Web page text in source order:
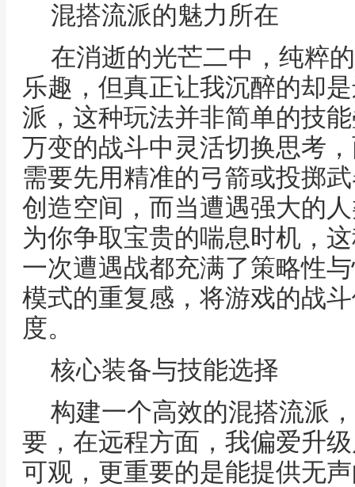
混搭流派的魅力所在
在消逝的光芒二中，纯粹
乐趣，但真正让我沉醉的却
派，这种玩法并非简单的技
万变的战斗中灵活切换思考
需要先用精准的弓箭或投掷
创造空间，而当遭遇强大的
为你争取宝贵的喘息时机，
一次遭遇战都充满了策略性
模式的重复感，将游戏的战
度。
核心装备与技能选择
构建一个高效的混搭流派
要，在远程方面，我偏爱升
可观，更重要的是能提供无